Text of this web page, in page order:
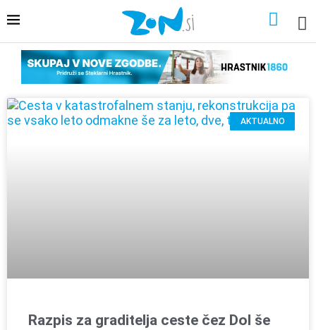
AKTUALNO
Razpis za graditelja ceste čez Dol še